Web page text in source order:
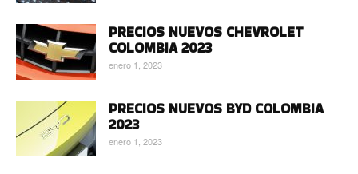
PRECIOS NUEVOS CHEVROLET
COLOMBIA 2023
enero 1, 2023
PRECIOS NUEVOS BYD COLOMBIA
2023
enero 1, 2023